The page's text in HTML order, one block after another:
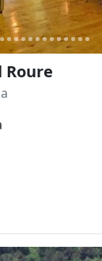
Roure